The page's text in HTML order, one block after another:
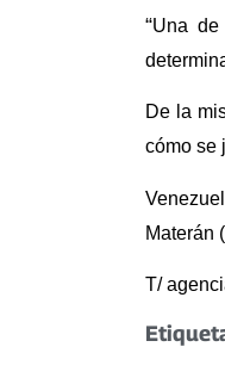
“Una
De la
cómo se
Materán
T/